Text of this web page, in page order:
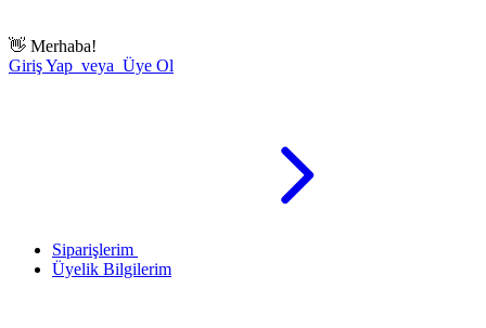
👋 Merhaba!
Giriş Yap veya Üye Ol
Siparişlerim
Üyelik Bilgilerim